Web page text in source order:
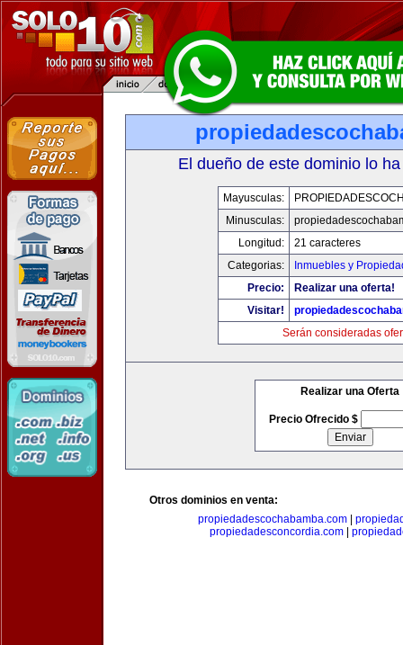
El dueño de este dominio lo
Mayusculas:
Minusculas:
Longitud:
21 caracteres
Categorias:
Inmuebles y
Precio:
Realizar una oferta!
Visitar!
Serán consideradas
Realizar una Oferta
Precio Ofrecido $
Otros dominios en venta:
propiedadescochabamba.com|
propiedadesconcordia.com|